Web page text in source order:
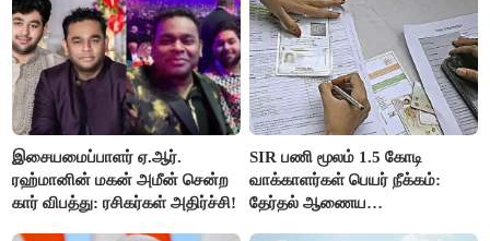
இசையமைப்பாளர் ஏ.ஆர்.
ரஹ்மானின் மகன் அமீன் சென்ற
கார் விபத்து: ரசிகர்கள் அதிர்ச்சி!
SIR பணி மூலம் 1.5 கோடி
வாக்காளர்கள் பெயர் நீக்கம்:
தேர்தல் ஆணைய